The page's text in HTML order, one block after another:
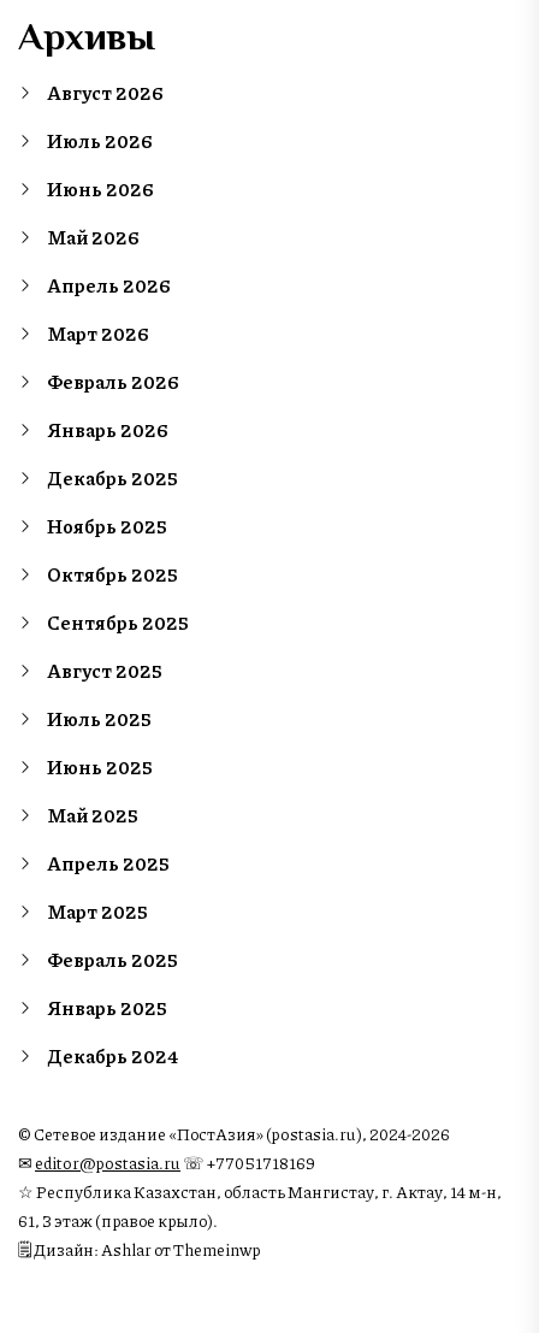
Архивы
Август 2026
Июль 2026
Июнь 2026
Май 2026
Апрель 2026
Март 2026
Февраль 2026
Январь 2026
Декабрь 2025
Ноябрь 2025
Октябрь 2025
Сентябрь 2025
Август 2025
Июль 2025
Июнь 2025
Май 2025
Апрель 2025
Март 2025
Февраль 2025
Январь 2025
Декабрь 2024
© Сетевое издание «ПостАзия» (postasia.ru), 2024-2026
✉︎editor@postasia.ru ☏ +77051718169
☆ Республика Казахстан, область Мангистау, г. Актау, 14 м-н,
61, 3 этаж (правое крыло).
🗒 Дизайн: Ashlar от Themeinwp